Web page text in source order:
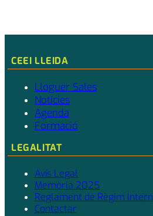
CEEI LLEIDA
Lloguer Sales
Notícies
Agenda
Formació
LEGALITAT
Avís Legal
Memòria 2025
Reglament de Règim Intern
Contactar